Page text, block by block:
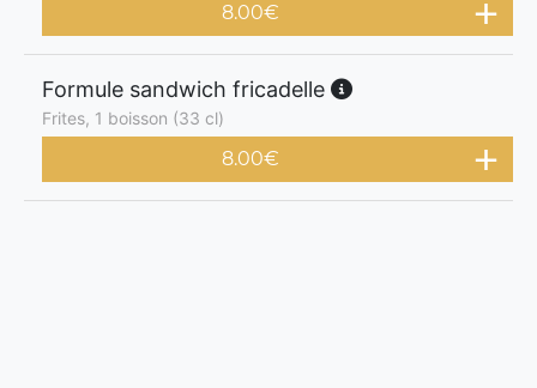
8.00€
Formule sandwich fricadelle
Frites, 1 boisson (33 cl)
8.00€